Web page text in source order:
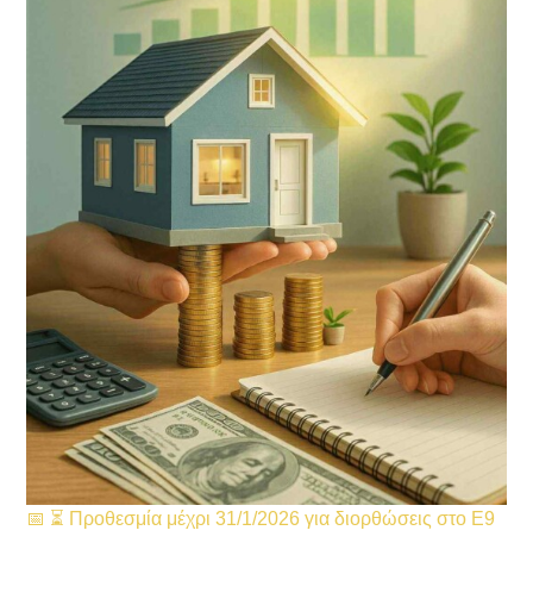
📅 ⏳ Προθεσμία μέχρι 31/1/2026 για διορθώσεις στο Ε9